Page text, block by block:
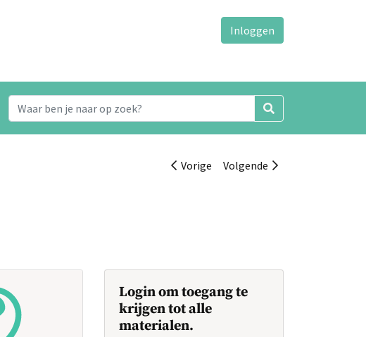
Inloggen
Vorige Volgende
Login om toegang te
krijgen tot alle
materialen.